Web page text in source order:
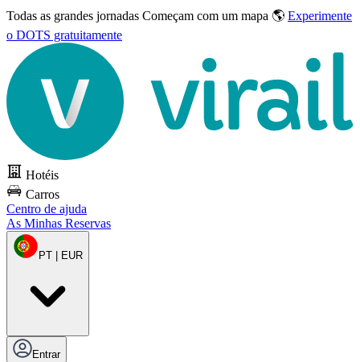
Todas as grandes jornadas Começam com um mapa 🌎 Experimente
o DOTS gratuitamente
Hotéis
Carros
Centro de ajuda
As Minhas Reservas
PT | EUR
Entrar